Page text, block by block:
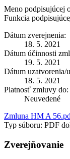
Meno podpisujúcej
Funkcia
Dátum zverejnenia:
18. 5. 2021
Dátum účinnosti
19. 5. 2021
Dátum uzatvorenia/
18. 5. 2021
Platnosť zmluvy do:
Neuvedené
Zmluna HM A
Typ súboru: PDF
Zverejňovanie